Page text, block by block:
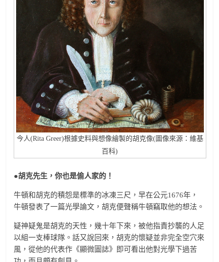
今人(Rita Greer)根據史料與想像繪製的胡克像(圖像來源：維基
百科)
●胡克先生，你也是偷人家的！
牛頓和胡克的積怨是標準的冰凍三尺，早在公元1676年，
牛頓發表了一篇光學論文，胡克便聲稱牛頓竊取他的想法。
疑神疑鬼是胡克的天性，幾十年下來，被他指責抄襲的人足
以組一支棒球隊。話又說回來，胡克的懷疑並非完全空穴來
風，從他的代表作《顯微圖誌》即可看出他對光學下過苦